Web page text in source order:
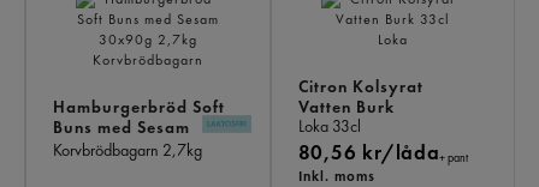
Hamburgerbröd Soft
Buns med Sesam
30x90g
Korvbrödbagarn 2,7kg
Citron Kolsyrat
Vatten Burk
Loka 33cl
80,56 kr/låda+ pant
Inkl. moms